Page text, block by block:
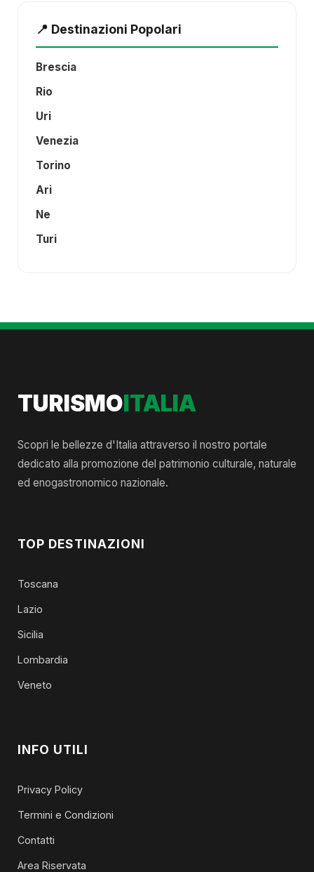
📍 Destinazioni Popolari
Brescia
Rio
Uri
Venezia
Torino
Ari
Ne
Turi
TURISMOITALIA
Scopri le bellezze d'Italia attraverso il nostro portale
dedicato alla promozione del patrimonio culturale, naturale
ed enogastronomico nazionale.
TOP DESTINAZIONI
Toscana
Lazio
Sicilia
Lombardia
Veneto
INFO UTILI
Privacy Policy
Termini e Condizioni
Contatti
Area Riservata